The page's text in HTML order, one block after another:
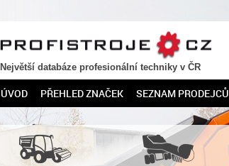
PROFISTROJE.CZ
Největší databáze profesionální techniky v ČR
ÚVOD PŘEHLED ZNAČEK SEZNAM PRODEJCŮ